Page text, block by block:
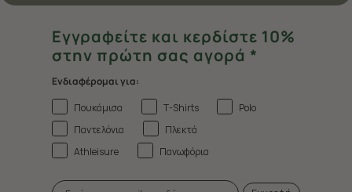
Εγγραφείτε και κερδίστε 10%
στην πρώτη σας αγορά *
Ενδιαφέρομαι για:
Πουκάμισα
T-Shirts
Polo
Παντελόνια
Πλεκτά
Athleisure
Πανωφόρια